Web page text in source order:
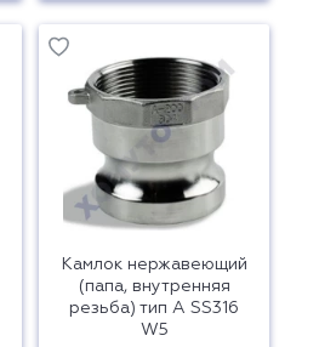
Камлок нержавеющий
(папа, внутренняя
резьба) тип A SS316
W5